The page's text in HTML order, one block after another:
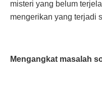
misteri yang belum
mengerikan yang terjadi
Mengangkat masalah